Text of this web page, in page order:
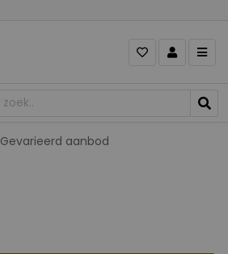
Gevarieerd aanbod